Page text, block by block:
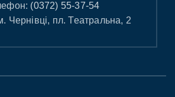
(0372) 55-37-54
Чернівці, пл. Театральна, 2